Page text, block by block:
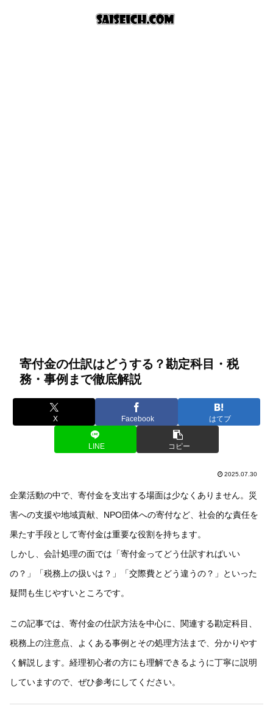
寄付金の仕訳はどうする？勘定科目・税
務・事例まで徹底解説
X Facebook はてブ
LINE コピー
2025.07.30
企業活動の中で、寄付金を支出する場面は少なくありません。災
害への支援や地域貢献、NPO団体への寄付など、社会的な責任を
果たす手段として寄付金は重要な役割を持ちます。
しかし、会計処理の面では「寄付金ってどう仕訳すればいい
の？」「税務上の扱いは？」「交際費とどう違うの？」といった
疑問も生じやすいところです。
この記事では、寄付金の仕訳方法を中心に、関連する勘定科目、
税務上の注意点、よくある事例とその処理方法まで、分かりやす
く解説します。経理初心者の方にも理解できるように丁寧に説明
していますので、ぜひ参考にしてください。